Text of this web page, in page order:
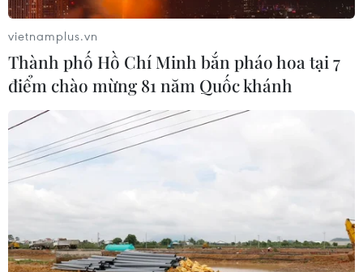
vietnamplus.vn
Thành phố Hồ Chí Minh bắn pháo hoa tại 7
điểm chào mừng 81 năm Quốc khánh